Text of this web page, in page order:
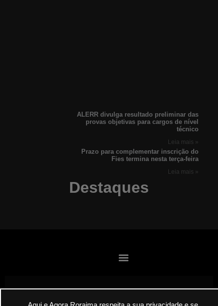
Destaques
ALERR divulga resultado preliminar das
provas objetivas para cargos de nível
técnico
Leia mais »
Prazo para complementar inscrição do
Fies termina nesta terça-feira
Leia mais »